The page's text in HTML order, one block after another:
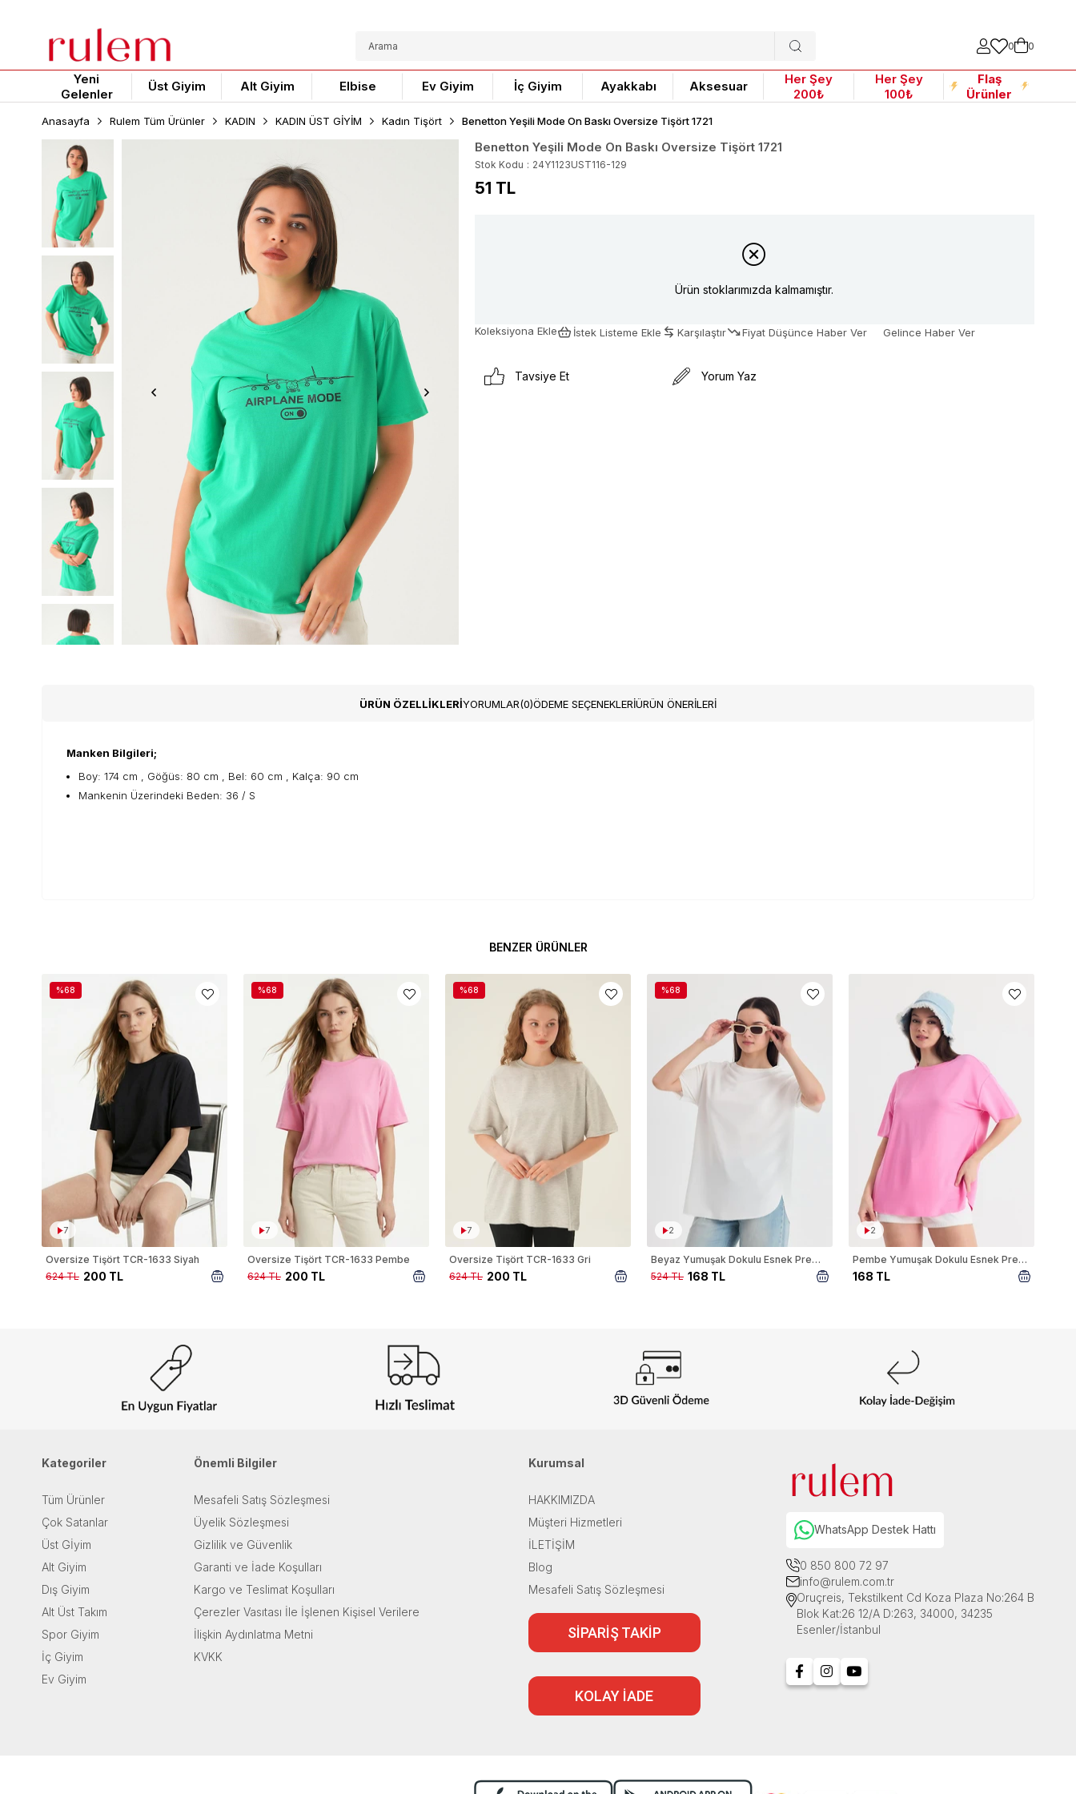
0 0
Yeni
Gelenler
Üst Giyim Alt Giyim Elbise Ev Giyim İç Giyim Ayakkabı Aksesuar
Her Şey
200₺
Her Şey
100₺
Flaş
Ürünler
Anasayfa Rulem Tüm Ürünler KADIN KADIN ÜST GİYİM Kadın Tişört Benetton Yeşili Mode On Baskı Oversize Tişört 1721
Benetton Yeşili Mode On Baskı Oversize Tişört 1721
Stok Kodu 24Y1123UST116-129
51 TL
Ürün stoklarımızda kalmamıştır.
Koleksiyona Ekle İstek Listeme Ekle Karşılaştır Fiyat Düşünce Haber Ver Gelince Haber Ver
Tavsiye Et Yorum Yaz
ÜRÜN ÖZELLIKLERIYORUMLAR(0)ÖDEME SEÇENEKLERIÜRÜN ÖNERILERI
Manken Bilgileri;
Boy: 174 cm , Göğüs: 80 cm , Bel: 60 cm , Kalça: 90 cm
Mankenin Üzerindeki Beden: 36 / S
BENZER ÜRÜNLER
7
Oversize Tişört TCR-1633 Siyah
200 TL
624 TL
%68
7
Oversize Tişört TCR-1633 Pembe
200 TL
624 TL
%68
7
Oversize Tişört TCR-1633 Gri
200 TL
624 TL
%68
2
Beyaz Yumuşak Dokulu Esnek Premium Kumaş Lazer Kesim Oversize Tişört 1868
168 TL
524 TL
%68
2
Pembe Yumuşak Dokulu Esnek Premium Kumaş Lazer Kesim Oversize Tişört 1868
168 TL
Kategoriler
Tüm Ürünler
Çok Satanlar
Üst Gİyim
Alt Giyim
Dış Giyim
Alt Üst Takım
Spor Giyim
İç Giyim
Ev Giyim
Önemli Bilgiler
Mesafeli Satış Sözleşmesi
Üyelik Sözleşmesi
Gizlilik ve Güvenlik
Garanti ve İade Koşulları
Kargo ve Teslimat Koşulları
Çerezler Vasıtası İle İşlenen Kişisel Verilere
İlişkin Aydınlatma Metni
KVKK
Kurumsal
HAKKIMIZDA
Müşteri Hizmetleri
İLETİŞİM
Blog
Mesafeli Satış Sözleşmesi
SİPARİŞ TAKİP
KOLAY İADE
WhatsApp Destek Hattı
0 850 800 72 97
info@rulem.com.tr
Oruçreis, Tekstilkent Cd Koza Plaza No:264 B
Blok Kat:26 12/A D:263, 34000, 34235
Esenler/İstanbul